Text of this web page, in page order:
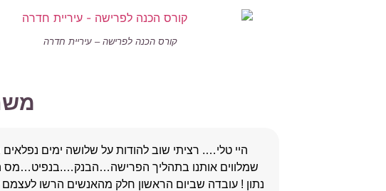
קורס הכנה לפרישה – עיריית חדרה
היי טלי…. רציתי שוב להודות על שלושה ימים
שמלווים אותנו בתהליך הפרישה…הבנק….בנפיט…מס
נתון ! עובדה שביום הראשון חלק מהאנשים הרשו